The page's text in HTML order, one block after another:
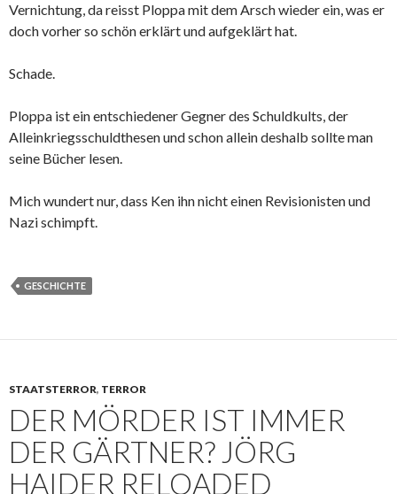
Vernichtung, da reisst Ploppa mit dem Arsch wieder ein, was er
doch vorher so schön erklärt und aufgeklärt hat.
Schade.
Ploppa ist ein entschiedener Gegner des Schuldkults, der
Alleinkriegsschuldthesen und schon allein deshalb sollte man
seine Bücher lesen.
Mich wundert nur, dass Ken ihn nicht einen Revisionisten und
Nazi schimpft.
GESCHICHTE
STAATSTERROR, TERROR
DER MÖRDER IST IMMER
DER GÄRTNER? JÖRG
HAIDER RELOADED